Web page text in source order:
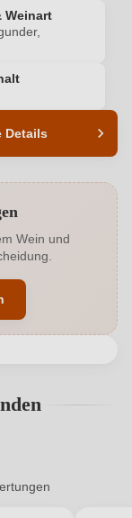
Weinart
Details
11 %
Enthält Sulfite
Edelstahltank
44, 55576
Deutschland
Wein und
loggen Sie sich
von 4.7